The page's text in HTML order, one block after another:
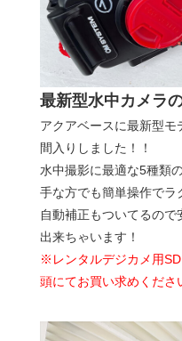
最新型水中カメラ
アクアベースに最新型
間入りしました！！
水中撮影に最適な5種類
手な方でも簡単操作でラ
自動補正もついてるの
出来ちゃいます！
※レンタルデジカメ用
頭にてお買い求めくださ